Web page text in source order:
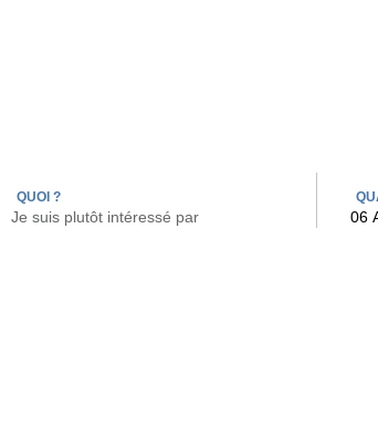
QUOI ?